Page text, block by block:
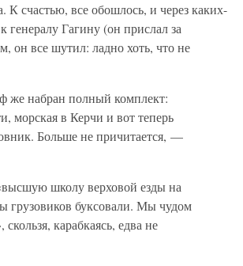
счастью, все обошлось, и через каких-
генералу Гагину (он прислал за
он все шутил: ладно хоть, что не
набран полный комплект:
морская в Керчи и вот теперь
Больше не причитается, —
школу верховой езды на
грузовиков буксовали. Мы чудом
карабкаясь, едва не